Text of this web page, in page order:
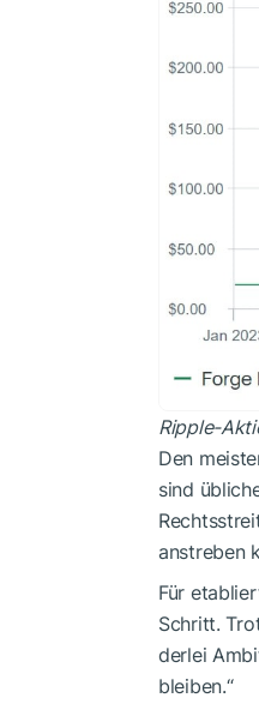
Ripple-
Den
sind
anstreben
Für
Schritt.
derlei
bleiben.“